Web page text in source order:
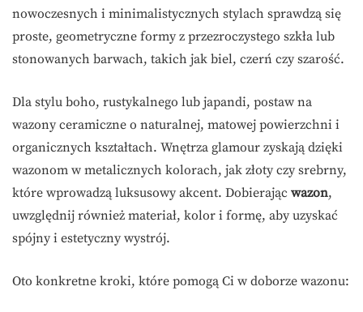
nowoczesnych i minimalistycznych stylach sprawdzą się
proste, geometryczne formy z przezroczystego szkła lub
stonowanych barwach, takich jak biel, czerń czy szarość.
Dla stylu boho, rustykalnego lub japandi, postaw na
wazony ceramiczne o naturalnej, matowej powierzchni i
organicznych kształtach. Wnętrza glamour zyskają dzięki
wazonom w metalicznych kolorach, jak złoty czy srebrny,
które wprowadzą luksusowy akcent. Dobierając wazon,
uwzględnij również materiał, kolor i formę, aby uzyskać
spójny i estetyczny wystrój.
Oto konkretne kroki, które pomogą Ci w doborze wazonu: